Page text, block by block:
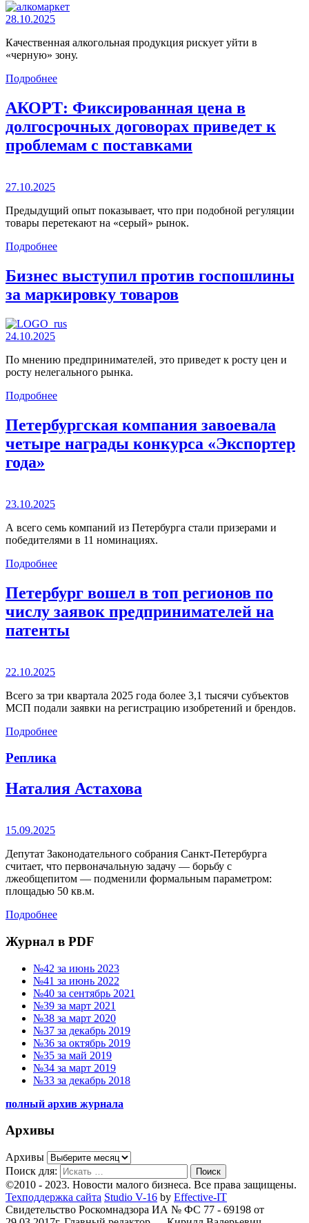
28.10.2025
Качественная алкогольная продукция рискует уйти в
«черную» зону.
Подробнее
АКОРТ: Фиксированная цена в
долгосрочных договорах приведет к
проблемам с поставками
27.10.2025
Предыдущий опыт показывает, что при подобной регуляции
товары перетекают на «серый» рынок.
Подробнее
Бизнес выступил против госпошлины
за маркировку товаров
24.10.2025
По мнению предпринимателей, это приведет к росту цен и
росту нелегального рынка.
Подробнее
Петербургская компания завоевала
четыре награды конкурса «Экспортер
года»
23.10.2025
А всего семь компаний из Петербурга стали призерами и
победителями в 11 номинациях.
Подробнее
Петербург вошел в топ регионов по
числу заявок предпринимателей на
патенты
22.10.2025
Всего за три квартала 2025 года более 3,1 тысячи субъектов
МСП подали заявки на регистрацию изобретений и брендов.
Подробнее
Реплика
Наталия Астахова
15.09.2025
Депутат Законодательного собрания Санкт-Петербурга
считает, что первоначальную задачу — борьбу с
лжеобщепитом — подменили формальным параметром:
площадью 50 кв.м.
Подробнее
Журнал в PDF
№42 за июнь 2023
№41 за июнь 2022
№40 за сентябрь 2021
№39 за март 2021
№38 за март 2020
№37 за декабрь 2019
№36 за октябрь 2019
№35 за май 2019
№34 за март 2019
№33 за декабрь 2018
полный архив журнала
Архивы
Архивы
Поиск для:
Поиск
©2010 - 2023. Новости малого бизнеса. Все права защищены.
Техподдержка сайта Studio V-16 by Effective-IT
Свидетельство Роскомнадзора ИА № ФС 77 - 69198 от